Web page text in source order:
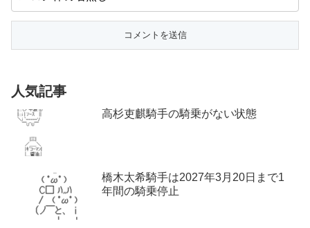
人気記事
高杉吏麒騎手の騎乗がない状態
橋木太希騎手は2027年3月20日まで1
年間の騎乗停止